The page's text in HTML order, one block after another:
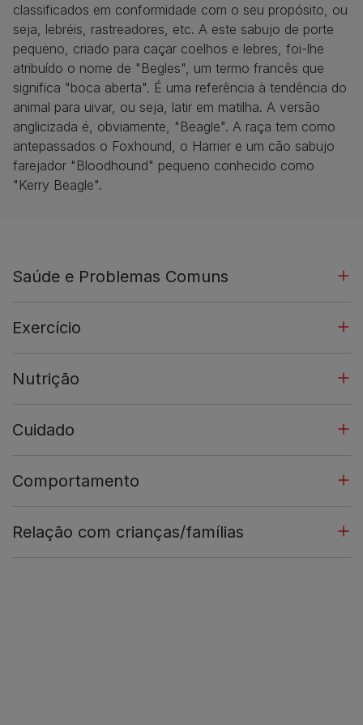
classificados em conformidade com o seu propósito, ou
seja, lebréis, rastreadores, etc. A este sabujo de porte
pequeno, criado para caçar coelhos e lebres, foi-lhe
atribuído o nome de "Begles", um termo francês que
significa "boca aberta". É uma referência à tendência do
animal para uivar, ou seja, latir em matilha. A versão
anglicizada é, obviamente, "Beagle". A raça tem como
antepassados o Foxhound, o Harrier e um cão sabujo
farejador "Bloodhound" pequeno conhecido como
"Kerry Beagle".
Saúde e Problemas Comuns
Exercício
Nutrição
Cuidado
Comportamento
Relação com crianças/famílias